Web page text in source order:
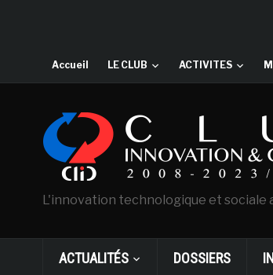
Accueil LE CLUB ACTIVITES
L'innovation technologique et sociale
ACTUALITÉS DOSSIERS